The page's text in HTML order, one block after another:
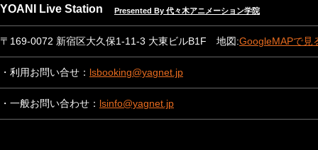
YOANI Live Station Presented By 代々木アニメーション学院
〒169-0072 新宿区大久保1-11-3 大東ビルB1F 地図:GoogleMAPで見
・利用お問い合せ： lsbooking@yagnet.jp
・一般お問い合わせ： lsinfo@yagnet.jp